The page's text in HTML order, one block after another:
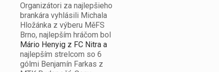
Organizátori za najlepšieho
brankára vyhlásili Michala
Hložánka z výberu MěFS
Brno, najlepším hráčom bol
Mário Henyig z FC Nitra a
najlepším strelcom so 6
gólmi Benjamín Farkas z